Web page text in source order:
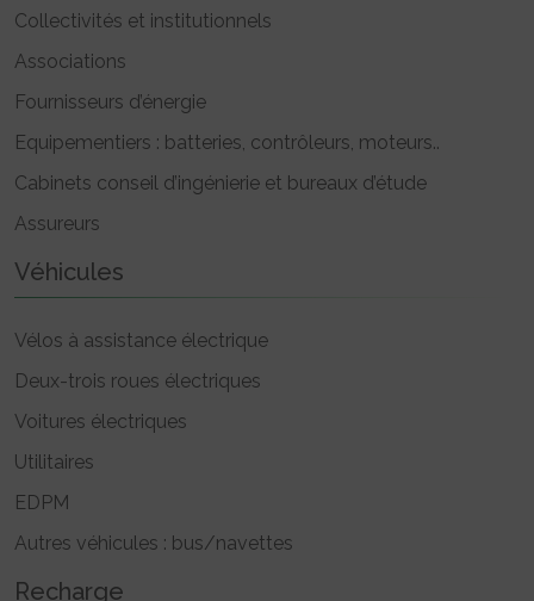
Collectivités et institutionnels
Associations
Fournisseurs d’énergie
Equipementiers : batteries, contrôleurs, moteurs..
Cabinets conseil d’ingénierie et bureaux d’étude
Assureurs
Véhicules
Vélos à assistance électrique
Deux-trois roues électriques
Voitures électriques
Utilitaires
EDPM
Autres véhicules : bus/navettes
Recharge